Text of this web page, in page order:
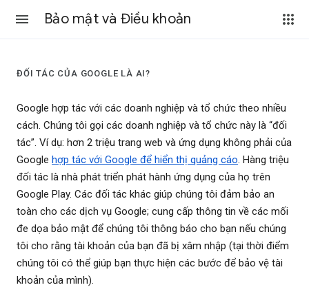
Bảo mật và Điều khoản
ĐỐI TÁC CỦA GOOGLE LÀ AI?
Google hợp tác với các doanh nghiệp và tổ chức theo nhiều
cách. Chúng tôi gọi các doanh nghiệp và tổ chức này là “đối
tác”. Ví dụ: hơn 2 triệu trang web và ứng dụng không phải của
Google hợp tác với Google để hiển thị quảng cáo. Hàng triệu
đối tác là nhà phát triển phát hành ứng dụng của họ trên
Google Play. Các đối tác khác giúp chúng tôi đảm bảo an
toàn cho các dịch vụ Google; cung cấp thông tin về các mối
đe dọa bảo mật để chúng tôi thông báo cho bạn nếu chúng
tôi cho rằng tài khoản của bạn đã bị xâm nhập (tại thời điểm
chúng tôi có thể giúp bạn thực hiện các bước để bảo vệ tài
khoản của mình).